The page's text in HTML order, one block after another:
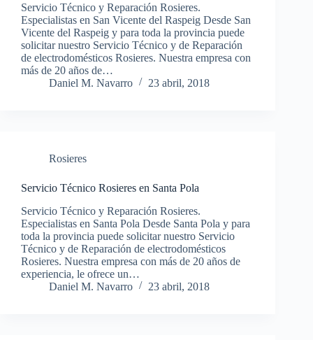
Servicio Técnico y Reparación Rosieres.
Especialistas en San Vicente del Raspeig Desde San
Vicente del Raspeig y para toda la provincia puede
solicitar nuestro Servicio Técnico y de Reparación
de electrodomésticos Rosieres. Nuestra empresa con
más de 20 años de…
Daniel M. Navarro
23 abril, 2018
Rosieres
Servicio Técnico Rosieres en Santa Pola
Servicio Técnico y Reparación Rosieres.
Especialistas en Santa Pola Desde Santa Pola y para
toda la provincia puede solicitar nuestro Servicio
Técnico y de Reparación de electrodomésticos
Rosieres. Nuestra empresa con más de 20 años de
experiencia, le ofrece un…
Daniel M. Navarro
23 abril, 2018